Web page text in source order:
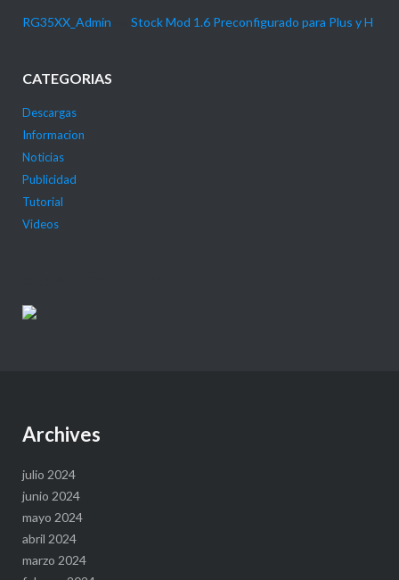
RG35XX_Admin Stock Mod 1.6 Preconfigurado para Plus y H
CATEGORIAS
Descargas
Informacion
Noticias
Publicidad
Tutorial
Videos
Archives
julio 2024
junio 2024
mayo 2024
abril 2024
marzo 2024